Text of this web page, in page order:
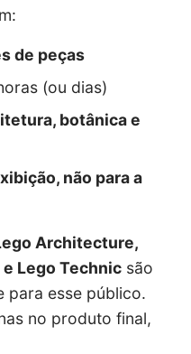
de peças
(ou dias)
botânica e
não para a
Architecture,
Lego Technic são
para esse público.
no produto final,